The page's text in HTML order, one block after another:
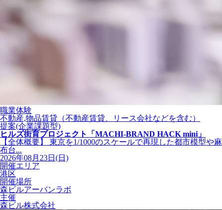
職業体験
不動産,物品賃貸（不動産賃貸、リース会社などを含む）
提案(企業課題型)
ヒルズ街育プロジェクト「MACHI-BRAND HACK mini」
【全体概要】 東京を1/1000のスケールで再現した都市模型や麻
布台...
2026年08月23日(日)
開催エリア
港区
開催場所
森ビルアーバンラボ
主催
森ビル株式会社